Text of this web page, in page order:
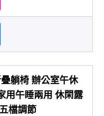
躺椅 辦公室午休
用午睡兩用 休閑露
檔調節